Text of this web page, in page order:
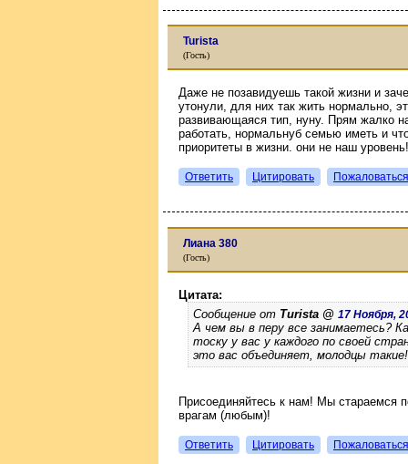
Turista
(Гость)
Даже не позавидуешь такой жизни и
утонули, для них так жить нормально,
развивающаяся тип, нуну. Прям жалко
работать, нормальнуб семью иметь и
приоритеты в жизни. они не наш уровень!
Ответить Цитировать Пожаловаться
Лиана 380
(Гость)
Цитата:
Сообщение от Turista @ 17 Ноября,
А чем вы в перу все занимаетесь?
тоску у вас у каждого по своей
это вас объединяет, молодцы
Присоединяйтесь к нам! Мы стараемся
врагам (любым)!
Ответить Цитировать Пожаловаться